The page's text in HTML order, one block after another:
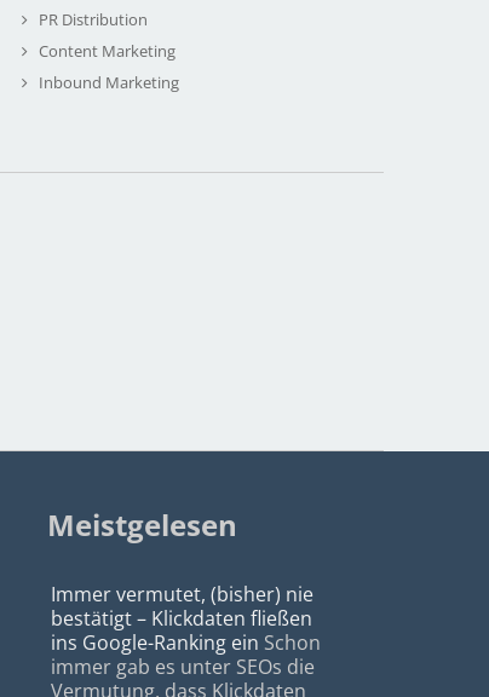
PR Distribution
Content Marketing
Inbound Marketing
Meistgelesen
Immer vermutet, (bisher) nie
bestätigt – Klickdaten fließen
ins Google-Ranking ein Schon
immer gab es unter SEOs die
Vermutung, dass Klickdaten